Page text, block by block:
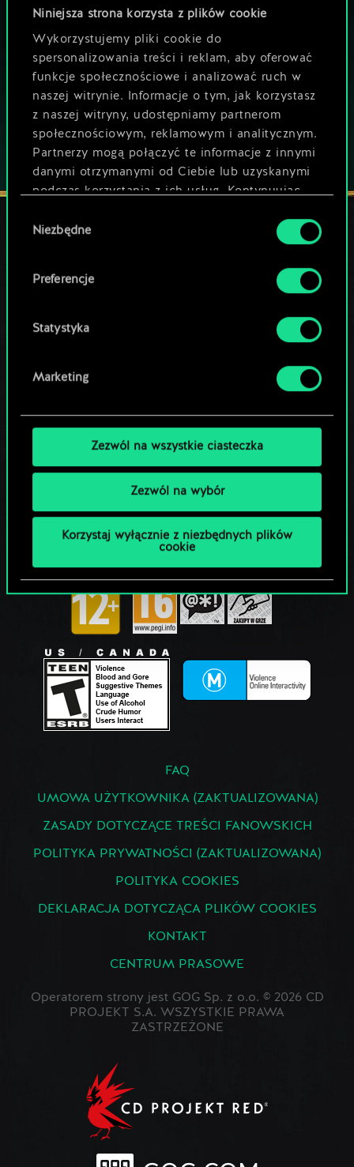
Niniejsza strona korzysta z plików cookie
Wykorzystujemy pliki cookie do
spersonalizowania treści i reklam, aby oferować
funkcje społecznościowe i analizować ruch w
naszej witrynie. Informacje o tym, jak korzystasz
z naszej witryny, udostępniamy partnerom
społecznościowym, reklamowym i analitycznym.
Partnerzy mogą połączyć te informacje z innymi
danymi otrzymanymi od Ciebie lub uzyskanymi
podczas korzystania z ich usług. Kontynuując
używanie plików cookie.
zgody
Niezbędne
Preferencje
Statystyka
Marketing
Zezwól na wszystkie ciasteczka
Zezwól na wybór
Korzystaj wyłącznie z niezbędnych plików
cookie
DARMO NA PC
Gra zawiera opcjonalne mikrotransakcje
GRAJ RÓWNIEŻ NA:
POZOSTAŃ W KONTAKCIE
FAQ
UMOWA UŻYTKOWNIKA (ZAKTUALIZOWANA)
ZASADY DOTYCZĄCE TREŚCI FANOWSKICH
POLITYKA PRYWATNOŚCI (ZAKTUALIZOWANA)
POLITYKA COOKIES
DEKLARACJA DOTYCZĄCA PLIKÓW COOKIES
KONTAKT
CENTRUM PRASOWE
Operatorem strony jest GOG Sp. z o.o. © 2026 CD
PROJEKT S.A. WSZYSTKIE PRAWA
ZASTRZEŻONE